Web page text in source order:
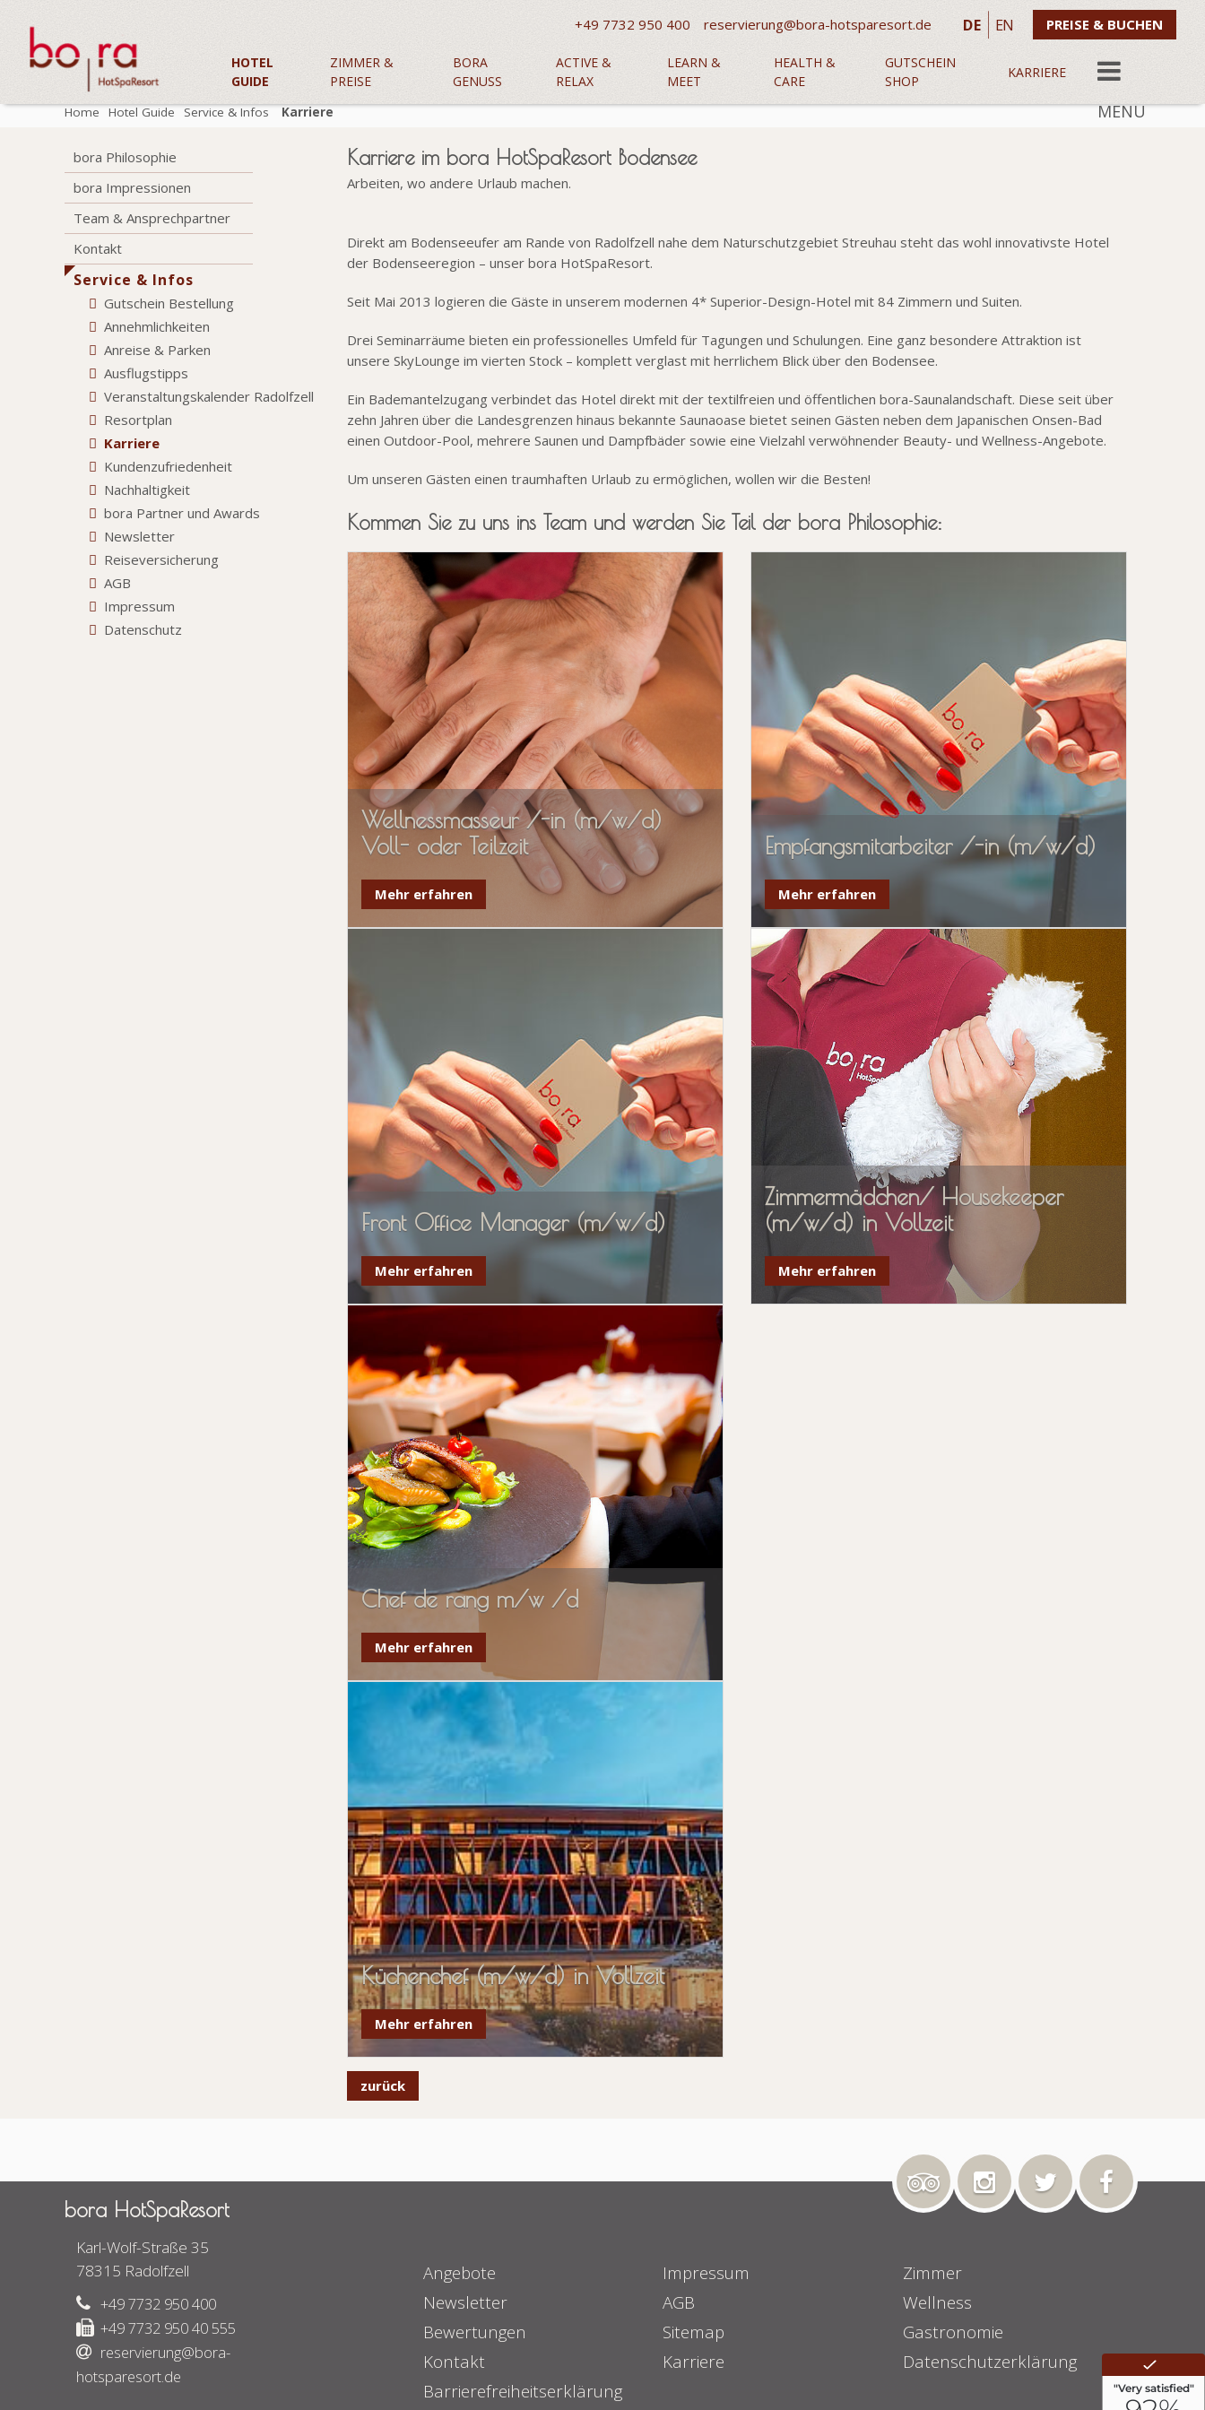
+49 7732 950 400 reservierung@bora-hotsparesort.de DE EN PREISE & BUCHEN
HOTEL
GUIDE
ZIMMER &
PREISE
BORA
GENUSS
ACTIVE &
RELAX
LEARN &
MEET
HEALTH &
CARE
GUTSCHEIN
SHOP
KARRIERE
MENU
Home Hotel Guide Service & Infos Karriere
bora Philosophie
bora Impressionen
Team & Ansprechpartner
Kontakt
Service & Infos
Gutschein Bestellung
Annehmlichkeiten
Anreise & Parken
Ausflugstipps
Veranstaltungskalender Radolfzell
Resortplan
Karriere
Kundenzufriedenheit
Nachhaltigkeit
bora Partner und Awards
Newsletter
Reiseversicherung
AGB
Impressum
Datenschutz
Karriere im bora HotSpaResort Bodensee
Arbeiten, wo andere Urlaub machen.
Direkt am Bodenseeufer am Rande von Radolfzell nahe dem Naturschutzgebiet Streuhau steht das wohl innovativste Hotel
der Bodenseeregion – unser bora HotSpaResort.
Seit Mai 2013 logieren die Gäste in unserem modernen 4* Superior-Design-Hotel mit 84 Zimmern und Suiten.
Drei Seminarräume bieten ein professionelles Umfeld für Tagungen und Schulungen. Eine ganz besondere Attraktion ist
unsere SkyLounge im vierten Stock – komplett verglast mit herrlichem Blick über den Bodensee.
Ein Bademantelzugang verbindet das Hotel direkt mit der textilfreien und öffentlichen bora-Saunalandschaft. Diese seit über
zehn Jahren über die Landesgrenzen hinaus bekannte Saunaoase bietet seinen Gästen neben dem Japanischen Onsen-Bad
einen Outdoor-Pool, mehrere Saunen und Dampfbäder sowie eine Vielzahl verwöhnender Beauty- und Wellness-Angebote.
Um unseren Gästen einen traumhaften Urlaub zu ermöglichen, wollen wir die Besten!
Kommen Sie zu uns ins Team und werden Sie Teil der bora Philosophie:
Wellnessmasseur /-in (m/w/d)
Voll- oder Teilzeit
Mehr erfahren
Front Office Manager (m/w/d)
Mehr erfahren
Chef de rang m/w /d
Mehr erfahren
Küchenchef (m/w/d) in Vollzeit
Mehr erfahren
Empfangsmitarbeiter /-in (m/w/d)
Mehr erfahren
Zimmermädchen/ Housekeeper
(m/w/d) in Vollzeit
Mehr erfahren
zurück
bora HotSpaResort
Karl-Wolf-Straße 35
78315 Radolfzell
+49 7732 950 400
+49 7732 950 40 555
reservierung@bora-
hotsparesort.de
Angebote Impressum
Zimmer
Newsletter
AGB
Wellness
Bewertungen
Sitemap
Gastronomie
Kontakt
Karriere
Datenschutzerklärung
Barrierefreiheitserklärung